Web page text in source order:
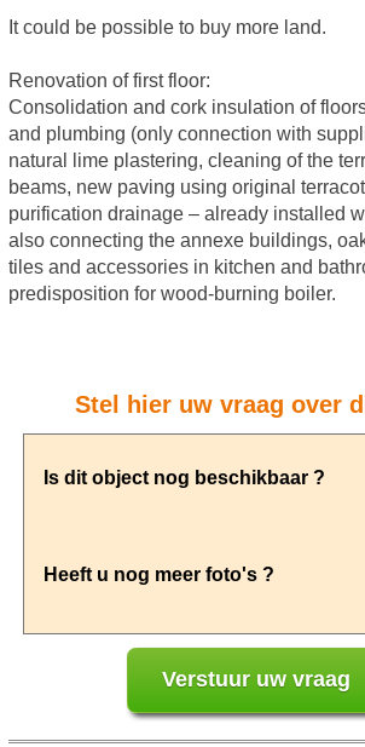
It could be possible to buy more land.
Renovation of first floor:
Consolidation and cork insulation of
and plumbing (only connection with
natural lime plastering, cleaning of the
beams, new paving using original
purification drainage – already installed
also connecting the annexe buildings,
tiles and accessories in kitchen and
predisposition for wood-burning boiler.
Stel hier uw vraag over